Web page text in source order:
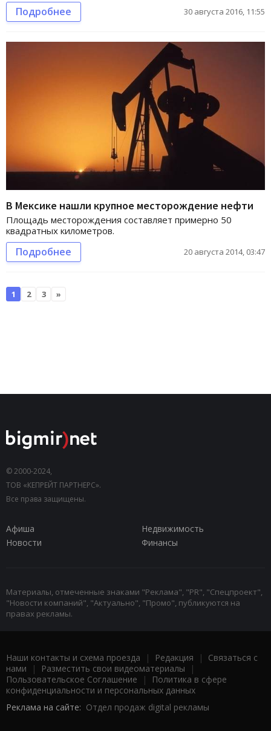
Подробнее 30 августа 2016, 11:55
В Мексике нашли крупное месторождение нефти
Площадь месторождения составляет примерно 50
квадратных километров.
Подробнее 20 августа 2014, 03:47
1 2 3 »
© 2000-2024,
ТОВ «КЕПРЕЙТ ПАРТНЕРС».
Все права защищены.
Афиша
Недвижимость
Новости
Финансы
Материалы, отмеченные знаками "Реклама", "PR", "Спецпроект",
"Новости компаний", "Актуально", "Промо", публикуются на
правах рекламы.
Наши контакты и схема проезда | Редакция | Связаться с
нами | Разместить свои видеоматериалы |
Пользовательское Соглашение |
Политика в сфере
конфиденциальности и персональных данных
Реклама на сайте: Отдел продаж digital рекламы